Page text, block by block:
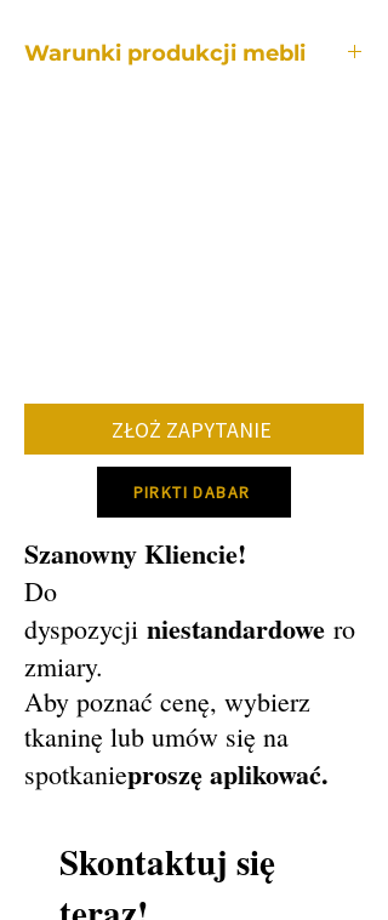
Warunki produkcji mebli
12 tygodni.
Prosimy o kontakt w celu ustalenia
ZŁOŻ ZAPYTANIE
PIRKTI DABAR
Szanowny Kliencie!
Do
dyspozycji niestandardowe ro
zmiary.
Aby poznać cenę, wybierz
tkaninę lub umów się na
spotkanieproszę aplikować.
Skontaktuj się